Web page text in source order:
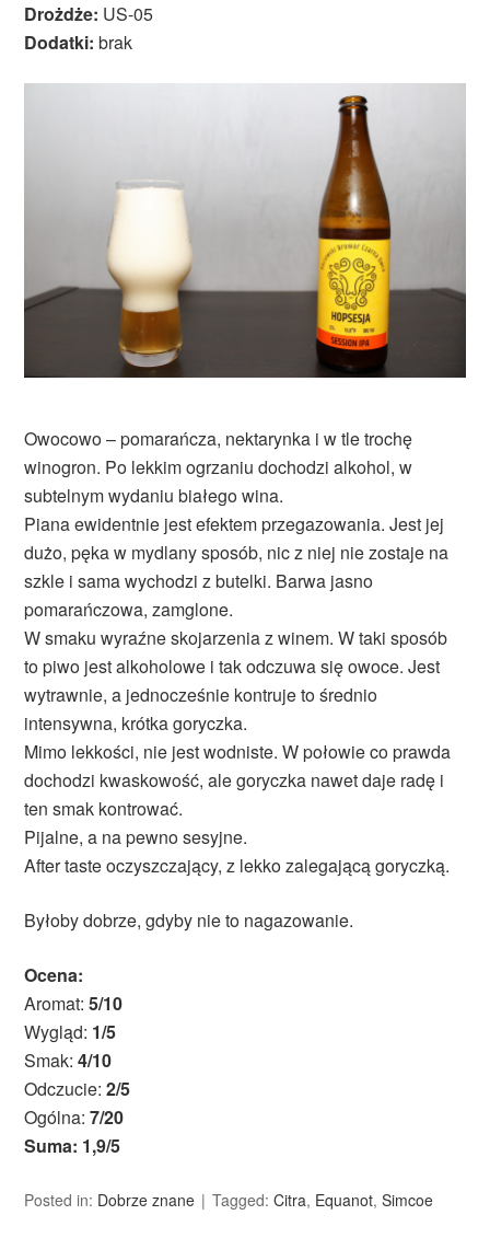
Drożdże: US-05
Dodatki: brak
Owocowo – pomarańcza, nektarynka i w tle trochę
winogron. Po lekkim ogrzaniu dochodzi alkohol, w
subtelnym wydaniu białego wina.
Piana ewidentnie jest efektem przegazowania. Jest jej
dużo, pęka w mydlany sposób, nic z niej nie zostaje na
szkle i sama wychodzi z butelki. Barwa jasno
pomarańczowa, zamglone.
W smaku wyraźne skojarzenia z winem. W taki sposób
to piwo jest alkoholowe i tak odczuwa się owoce. Jest
wytrawnie, a jednocześnie kontruje to średnio
intensywna, krótka goryczka.
Mimo lekkości, nie jest wodniste. W połowie co prawda
dochodzi kwaskowość, ale goryczka nawet daje radę i
ten smak kontrować.
Pijalne, a na pewno sesyjne.
After taste oczyszczający, z lekko zalegającą goryczką.
Byłoby dobrze, gdyby nie to nagazowanie.
Ocena:
Aromat:5/10
Wygląd: 1/5
Smak:4/10
Odczucie:2/5
Ogólna:7/20
Suma: 1,9/5
Posted in: Dobrze znane Tagged:Citra, Equanot,Simcoe